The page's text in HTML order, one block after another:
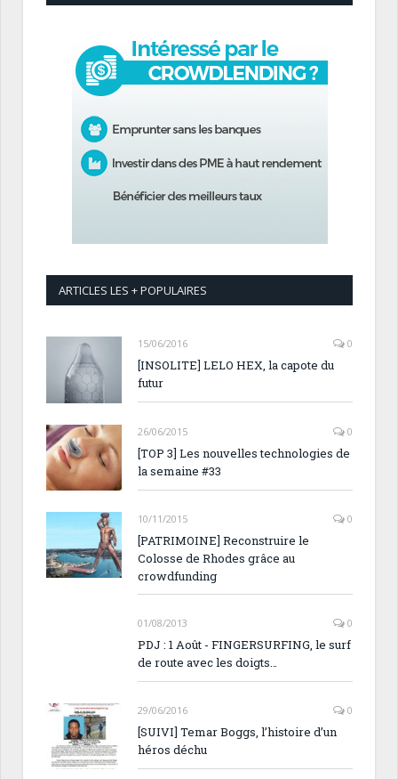
ARTICLES LES + POPULAIRES
15/06/2016 0
[INSOLITE] LELO HEX, la capote du
futur
26/06/2015 0
[TOP 3] Les nouvelles technologies de
la semaine #33
10/11/2015 0
[PATRIMOINE] Reconstruire le
Colosse de Rhodes grâce au
crowdfunding
01/08/2013 0
PDJ : 1 Août - FINGERSURFING, le surf
de route avec les doigts…
29/06/2016 0
[SUIVI] Temar Boggs, l’histoire d’un
héros déchu